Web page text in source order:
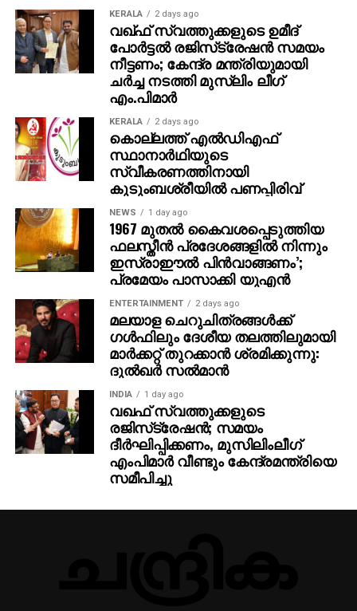
KERALA 2 days ago
വഖ്ഫ് സ്വത്തുക്കളുടെ ഉമീദ്
പോര്‍ട്ടല്‍ രജിസ്‌ട്രേഷന്‍ സമയം
നീട്ടണം; കേന്ദ്ര മന്ത്രിയുമായി
ചര്‍ച്ച നടത്തി മുസ്‌ലിം ലീഗ്
എം.പിമാര്‍
KERALA 2 days ago
കൊല്ലത്ത് എല്‍ഡിഎഫ്
സ്ഥാനാര്‍ഥിയുടെ
സ്വീകരണത്തിനായി
കുടുംബശ്രീയില്‍ പണപ്പിരിവ്
NEWS 1 day ago
1967 മുതല്‍ കൈവശപ്പെടുത്തിയ
ഫലസ്തീന്‍ പ്രദേശങ്ങളില്‍ നിന്നും
ഇസ്രാഈല്‍ പിന്‍വാങ്ങണം’;
പ്രമേയം പാസാക്കി യുഎന്‍
ENTERTAINMENT 2 days ago
മലയാള ചെറുചിത്രങ്ങള്‍ക്ക്
ഗള്‍ഫിലും ദേശീയ തലത്തിലുമായി
മാര്‍ക്കറ്റ് തുറക്കാന്‍ ശ്രമിക്കുന്നു:
ദുല്‍ഖര്‍ സല്‍മാന്‍
INDIA 1 day ago
വഖഫ് സ്വത്തുക്കളുടെ
രജിസ്‌ട്രേഷന്‍; സമയം
ദീര്‍ഘിപ്പിക്കണം, മുസിലിംലീഗ്
എംപിമാര്‍ വീണ്ടും കേന്ദ്രമന്ത്രിയെ
സമീപിച്ചു